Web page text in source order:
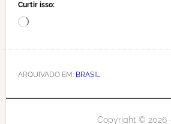
Curtir isso:
Carregando...
ARQUIVADO EM: BRASIL
Copyright © 2026 ·